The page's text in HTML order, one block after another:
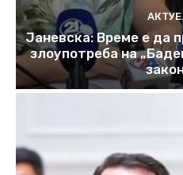
Јаневска: Време е да
злоупотреба на